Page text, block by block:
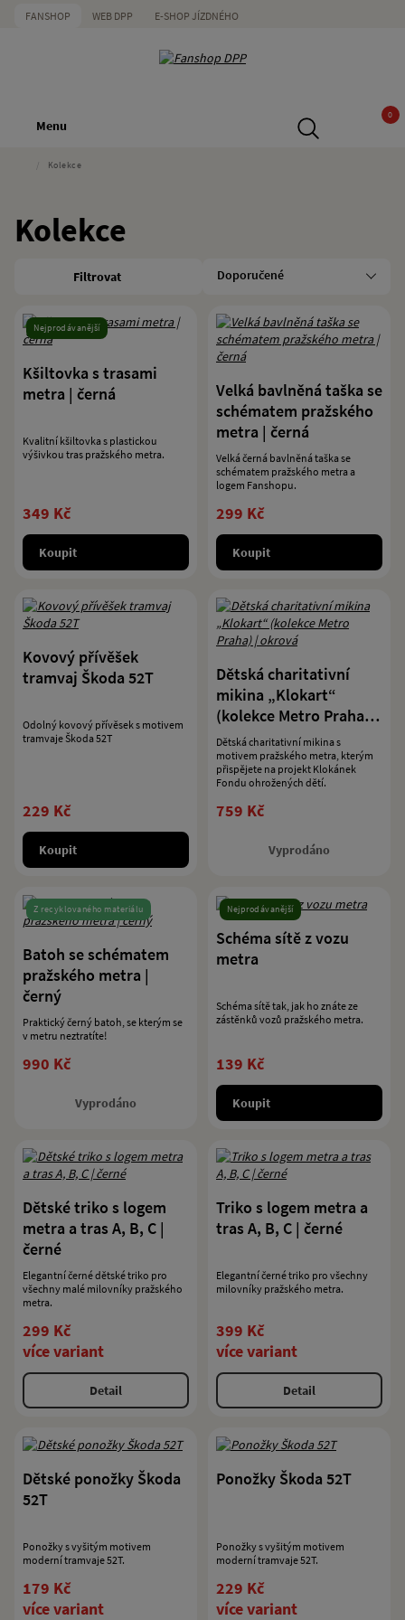
FANSHOP WEB DPP E-SHOP JÍZDNÉHO
Menu
0
Kolekce
Kolekce
Filtrovat
Nejprodávanější
Kšiltovka s trasami
metra | černá
Kvalitní kšiltovka s plastickou
výšivkou tras pražského metra.
349 Kč
Koupit
Velká bavlněná taška se
schématem pražského
metra | černá
Velká černá bavlněná taška se
schématem pražského metra a
logem Fanshopu.
299 Kč
Koupit
Kovový přívěšek
tramvaj Škoda 52T
Odolný kovový přívěsek s motivem
tramvaje Škoda 52T
229 Kč
Koupit
Dětská charitativní
mikina „Klokart“
(kolekce Metro Praha) |
okrová
Dětská charitativní mikina s
motivem pražského metra, kterým
přispějete na projekt Klokánek
Fondu ohrožených dětí.
759 Kč
Vyprodáno
Z recyklovaného materiálu
Batoh se schématem
pražského metra |
černý
Praktický černý batoh, se kterým se
v metru neztratíte!
990 Kč
Vyprodáno
Nejprodávanější
Schéma sítě z vozu
metra
Schéma sítě tak, jak ho znáte ze
zástěnků vozů pražského metra.
139 Kč
Koupit
Dětské triko s logem
metra a tras A, B, C |
černé
Elegantní černé dětské triko pro
všechny malé milovníky pražského
metra.
299 Kč
více variant
Detail
Triko s logem metra a
tras A, B, C | černé
Elegantní černé triko pro všechny
milovníky pražského metra.
399 Kč
více variant
Detail
Dětské ponožky Škoda
52T
Ponožky s vyšitým motivem
moderní tramvaje 52T.
179 Kč
více variant
Ponožky Škoda 52T
Ponožky s vyšitým motivem
moderní tramvaje 52T.
229 Kč
více variant